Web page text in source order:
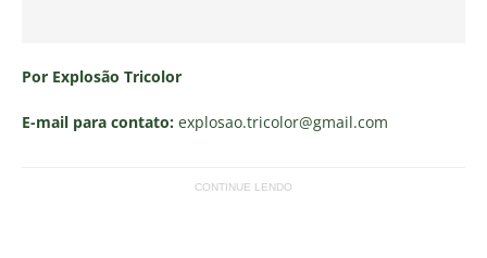
Por Explosão Tricolor
E-mail para contato: explosao.tricolor@gmail.com
CONTINUE LENDO